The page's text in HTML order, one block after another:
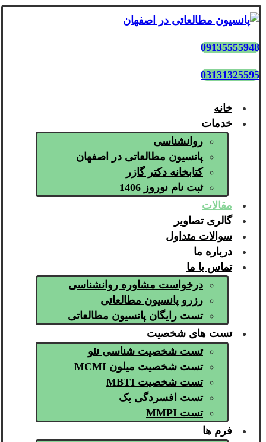
09135555948
03131325595
خانه
خدمات
روانشناسی
پانسیون مطالعاتی در اصفهان
کتابخانه دکتر گازر
ثبت نام نوروز 1406
مقالات
گالری تصاویر
سوالات متداول
درباره ما
تماس با ما
درخواست مشاوره روانشناسی
رزرو پانسیون مطالعاتی
تست رایگان پانسیون مطالعاتی
تست های شخصیت
تست شخصیت شناسی نئو
تست شخصیت میلون MCMI
تست شخصیت MBTI
تست افسردگی بک
تست MMPI
فرم ها